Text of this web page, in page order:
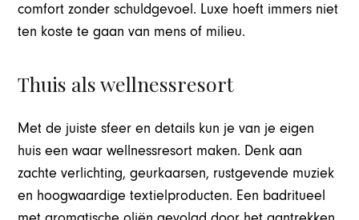
comfort zonder schuldgevoel. Luxe hoeft immers niet
ten koste te gaan van mens of milieu.
Thuis als wellnessresort
Met de juiste sfeer en details kun je van je eigen
huis een waar wellnessresort maken. Denk aan
zachte verlichting, geurkaarsen, rustgevende muziek
en hoogwaardige textielproducten. Een badritueel